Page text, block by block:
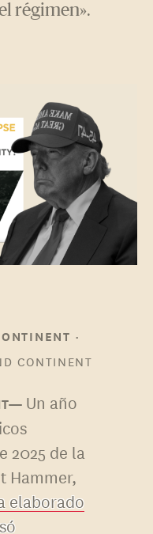
régimen».
•
CONTINENT
Un año
2025 de la
Hammer,
elaborado